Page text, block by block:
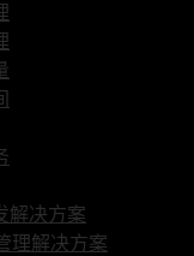
解决方案
理解决方案